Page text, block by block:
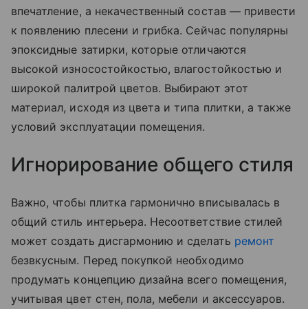
впечатление, а некачественный состав — привести
к появлению плесени и грибка. Сейчас популярны
эпоксидные затирки, которые отличаются
высокой износостойкостью, влагостойкостью и
широкой палитрой цветов. Выбирают этот
материал, исходя из цвета и типа плитки, а также
условий эксплуатации помещения.
Игнорирование общего стиля
Важно, чтобы плитка гармонично вписывалась в
общий стиль интерьера. Несоответствие стилей
может создать дисгармонию и сделать ремонт
безвкусным. Перед покупкой необходимо
продумать концепцию дизайна всего помещения,
учитывая цвет стен, пола, мебели и аксессуаров.